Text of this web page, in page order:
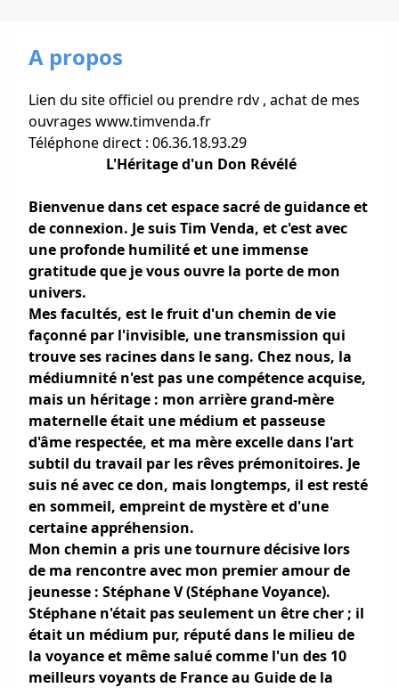
A propos
Lien du site officiel ou prendre rdv , achat de mes
ouvrages www.timvenda.fr
Téléphone direct : 06.36.18.93.29
L'Héritage d'un Don Révélé
Bienvenue dans cet espace sacré de guidance et
de connexion. Je suis Tim Venda, et c'est avec
une profonde humilité et une immense
gratitude que je vous ouvre la porte de mon
univers.
Mes facultés, est le fruit d'un chemin de vie
façonné par l'invisible, une transmission qui
trouve ses racines dans le sang. Chez nous, la
médiumnité n'est pas une compétence acquise,
mais un héritage : mon arrière grand-mère
maternelle était une médium et passeuse
d'âme respectée, et ma mère excelle dans l'art
subtil du travail par les rêves prémonitoires. Je
suis né avec ce don, mais longtemps, il est resté
en sommeil, empreint de mystère et d'une
certaine appréhension.
Mon chemin a pris une tournure décisive lors
de ma rencontre avec mon premier amour de
jeunesse : Stéphane V (Stéphane Voyance).
Stéphane n'était pas seulement un être cher ; il
était un médium pur, réputé dans le milieu de
la voyance et même salué comme l'un des 10
meilleurs voyants de France au Guide de la